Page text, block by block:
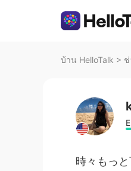
บ้าน HelloTalk > ช่
時々もっ